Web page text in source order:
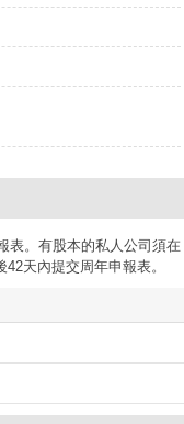
表。有股本的私人公司須在
天內提交周年申報表。